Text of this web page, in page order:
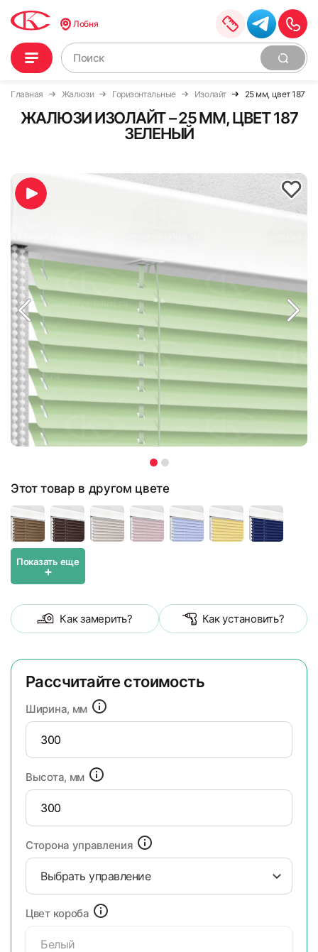
Лобня
Главная Жалюзи Горизонтальные Изолайт 25 мм, цвет 187
ЖАЛЮЗИ ИЗОЛАЙТ – 25 ММ, ЦВЕТ 187
ЗЕЛЕНЫЙ
Этот товар в другом цвете
Показать еще
+
Как замерить? Как установить?
Рассчитайте стоимость
Ширина, мм
Высота, мм
Сторона управления
Выбрать управление
Цвет короба
Белый